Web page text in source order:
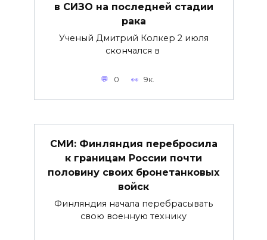
в СИЗО на последней стадии
рака
Ученый Дмитрий Колкер 2 июля
скончался в
0 9к.
СМИ: Финляндия перебросила
к границам России почти
половину своих бронетанковых
войск
Финляндия начала перебрасывать
свою военную технику